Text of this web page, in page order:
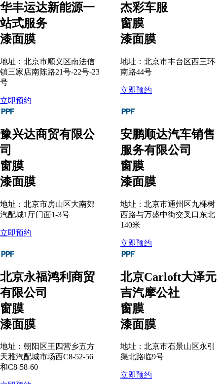
华丰运达新能源一
站式服务
漆面膜
地址：北京市顺义区南法信
镇三家店南陈路21号-22号-23
号
立即预约
杰彩车服
窗膜
漆面膜
地址：北京市丰台区西三环
南路44号
立即预约
豫兴达商贸有限公
司
窗膜
漆面膜
地址：北京市房山区大南郊
汽配城1厅门面1-3号
立即预约
安鹏顺达汽车销售
服务有限公司
窗膜
漆面膜
地址：北京市通州区九棵树
西路与万盛中街交叉口东北
140米
立即预约
北京永福鸿利商贸
有限公司
窗膜
漆面膜
地址：朝阳区王四营乡五方
天雅汽配城市场西C8-52-56
和C8-58-60
北京Carloft大泽元
吉汽摩公社
窗膜
漆面膜
地址：北京市石景山区永引
渠北路临9号
立即预约